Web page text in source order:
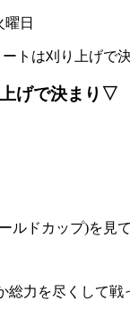
日
トは刈り上げで
げで決まり▽
ドカップ)を見
総力を尽くして